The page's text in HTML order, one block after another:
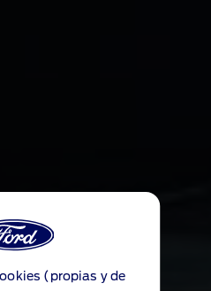
(propias y de